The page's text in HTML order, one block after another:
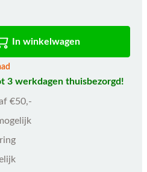
In winkelwagen
3 werkdagen thuisbezorgd!
€50,-